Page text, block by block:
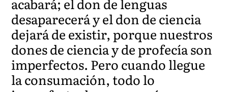
acabará; el don de lenguas
desaparecerá y el don de ciencia
dejará de existir, porque nuestros
dones de ciencia y de profecía son
imperfectos. Pero cuando llegue
la consumación, todo lo